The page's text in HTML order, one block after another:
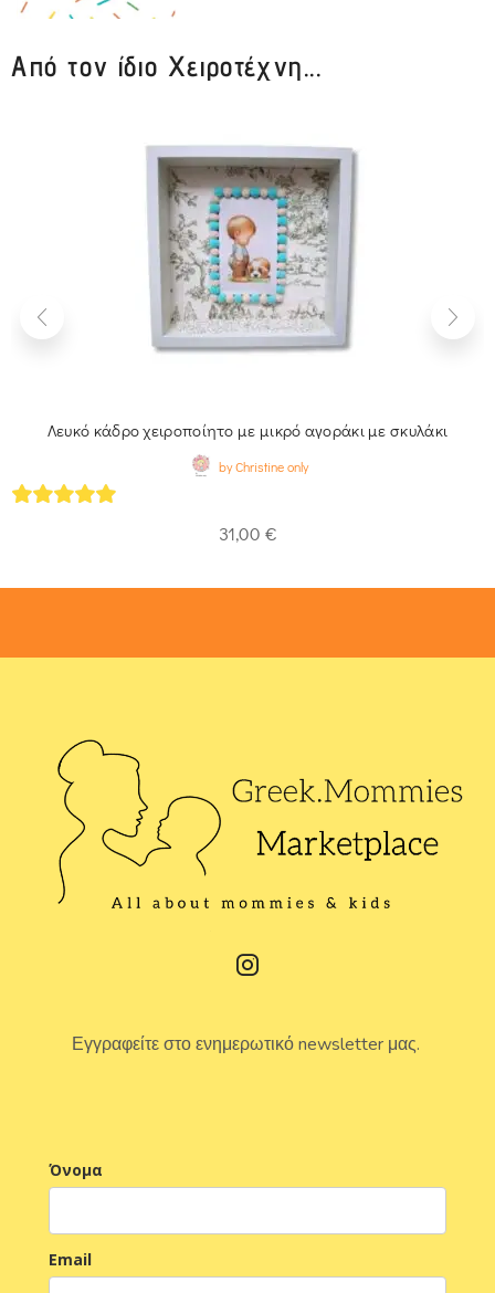
Από τον ίδιο Χειροτέχνη...
Λευκό κάδρο χειροποίητο με μικρό αγοράκι με σκυλάκι
by Christine only
31,00 €
Εγγραφείτε στο ενημερωτικό newsletter μας.
Όνομα
Email